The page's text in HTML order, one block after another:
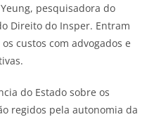
pesquisadora do
Direito do Insper. Entram
custos com advogados e
do Estado sobre os
regidos pela autonomia da